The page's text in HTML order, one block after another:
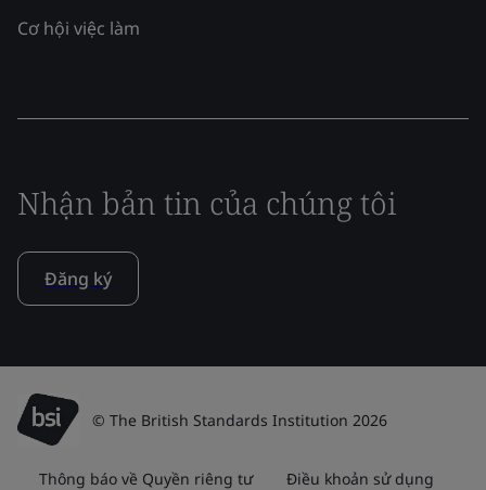
Cơ hội việc làm
Nhận bản tin của chúng tôi
Đăng ký
© The British Standards Institution 2026
Thông báo về Quyền riêng tư Điều khoản sử dụng